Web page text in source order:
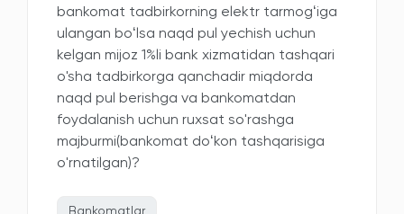
bankomat tadbirkorning elektr tarmogʻiga
ulangan boʻlsa naqd pul yechish uchun
kelgan mijoz 1%li bank xizmatidan tashqari
o'sha tadbirkorga qanchadir miqdorda
naqd pul berishga va bankomatdan
foydalanish uchun ruxsat so'rashga
majburmi(bankomat doʻkon tashqarisiga
o'rnatilgan)?